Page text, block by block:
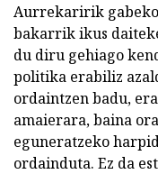
Aurrekaririk
bakarrik ikus
du diru gehiago
politika erabiliz
ordaintzen badu,
amaierara, baina
eguneratzeko
ordainduta. Ez da